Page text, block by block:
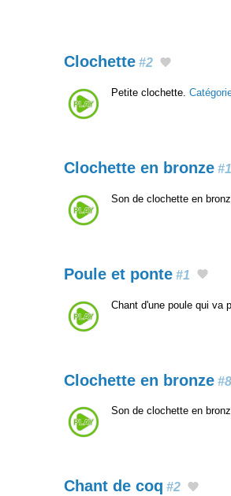
Clochette #2
Petite clochette.
Clochette en bronze #1
Son de clochette en
Poule et ponte #1
Chant d'une poule qui va
Clochette en bronze #8
Son de clochette en
Chant de coq #2